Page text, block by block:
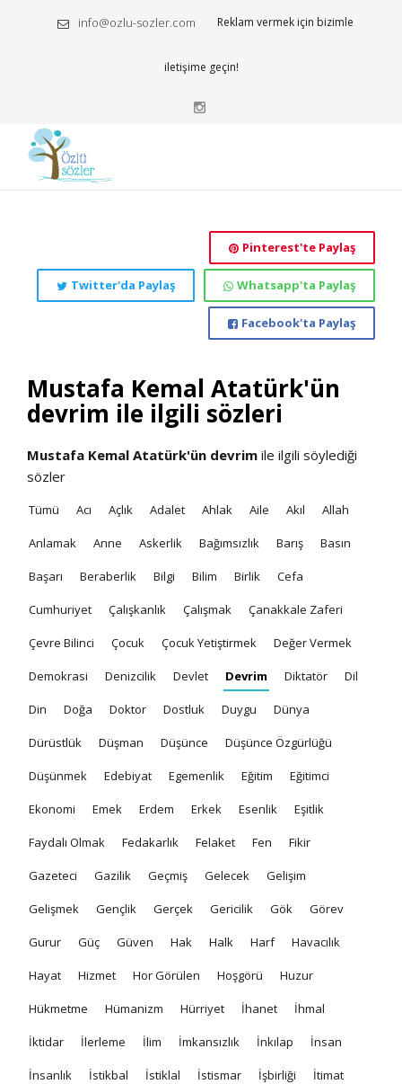
info@ozlu-sozler.com Reklam vermek için bizimle
iletişime geçin!
Pinterest'te Paylaş
Whatsapp'ta Paylaş
Twitter'da Paylaş
Facebook'ta Paylaş
Mustafa Kemal Atatürk'ün
devrim ile ilgili sözleri
Mustafa Kemal Atatürk'ün devrim ile ilgili söylediği
sözler
Tümü Acı Açlık Adalet Ahlak Aile Akıl Allah
Anlamak Anne Askerlik Bağımsızlık Barış Basın
Başarı Beraberlik Bilgi Bilim Birlik Cefa
Cumhuriyet Çalışkanlık Çalışmak Çanakkale Zaferi
Çevre Bilinci Çocuk Çocuk Yetiştirmek Değer Vermek
Demokrasi Denizcilik Devlet Devrim Diktatör Dil
Din Doğa Doktor Dostluk Duygu Dünya
Dürüstlük Düşman Düşünce Düşünce Özgürlüğü
Düşünmek Edebiyat Egemenlik Eğitim Eğitimci
Ekonomi Emek Erdem Erkek Esenlik Eşitlik
Faydalı Olmak Fedakarlık Felaket Fen Fikir
Gazeteci Gazilik Geçmiş Gelecek Gelişim
Gelişmek Gençlik Gerçek Gericilik Gök Görev
Gurur Güç Güven Hak Halk Harf Havacılık
Hayat Hizmet Hor Görülen Hoşgörü Huzur
Hükmetme Hümanizm Hürriyet İhanet İhmal
İktidar İlerleme İlim İmkansızlık İnkılap İnsan
İnsanlık İstikbal İstiklal İstismar İşbirliği İtimat